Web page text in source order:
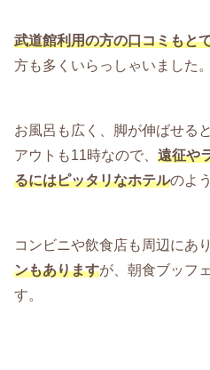
武道館利用の方の口コミもと
方も多くいらっしゃいました。
お風呂も広く、脚が伸ばせる
アウトも11時なので、 遠征や
るにはピッタリなホテルのよ
コンビニや飲食店も周辺にあ
ンもありますが、朝食ブッフ
す。